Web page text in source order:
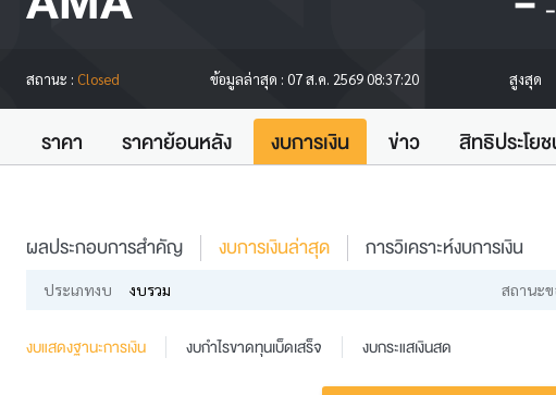
-
สถานะ : Closed ข้อมูลล่าสุด : 07 ส.ค. 2569 08:37:20 สูงสุด
ราคา ราคาย้อนหลัง งบการเงิน ข่าว สิทธิประโย
ผลประกอบการสำคัญ งบการเงินล่าสุด การวิเคราะห์งบการเงิน
ประเภทงบ งบรวม สถานะ
งบแสดงฐานะการเงิน งบกำไรขาดทุนเบ็ดเสร็จ งบกระแสเงินสด